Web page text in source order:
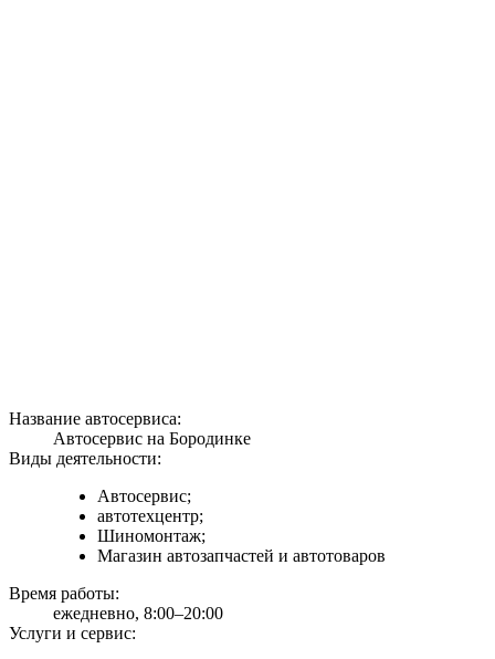
Название автосервиса:
Автосервис на Бородинке
Виды деятельности:
Автосервис;
автотехцентр;
Шиномонтаж;
Магазин автозапчастей и автотоваров
Время работы:
ежедневно, 8:00–20:00
Услуги и сервис: